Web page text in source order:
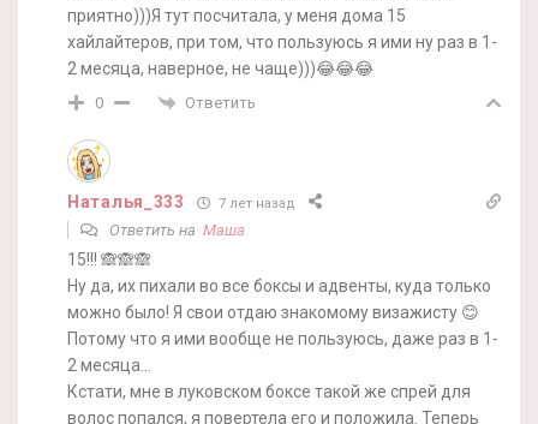
приятно)))Я тут посчитала, у меня дома 15
хайлайтеров, при том, что пользуюсь я ими ну раз в 1-
2 месяца, наверное, не чаще)))😂😂😂
0 Ответить
Наталья_333 7 лет назад
Ответить на Маша
15!!! 🙈🙈🙈
Ну да, их пихали во все боксы и адвенты, куда только
можно было! Я свои отдаю знакомому визажисту 😊
Потому что я ими вообще не пользуюсь, даже раз в 1-
2 месяца…
Кстати, мне в луковском боксе такой же спрей для
волос попался, я повертела его и положила. Теперь